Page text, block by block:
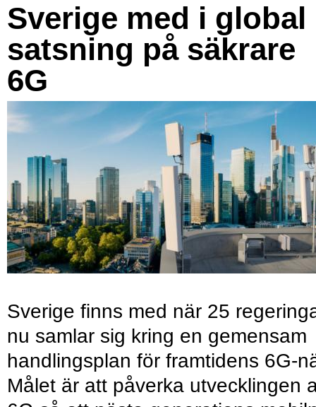
Sverige med i global
satsning på säkrare
6G
Sverige finns med när 25
nu samlar sig kring en gemensam
handlingsplan för framtidens 6G-
Målet är att påverka utvecklingen